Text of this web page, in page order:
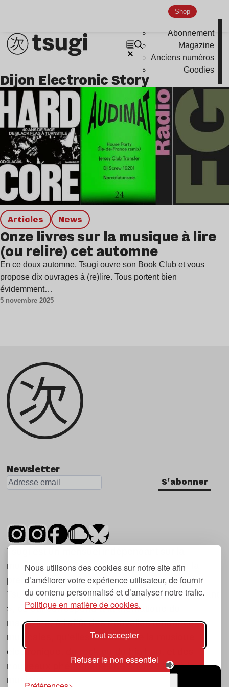
Nous utilisons des cookies sur notre site afin
d’améliorer votre expérience utilisateur, de fournir
du contenu personnalisé et d’analyser notre trafic.
Politique en matière de cookies.
Tout accepter
Refuser le non essentiel
Shop
Abonnement
Magazine
Anciens numéros
Goodies
Indie
Dijon Electronic Story
Articles news
Onze livres sur la musique à lire
(ou relire) cet automne
En ce doux automne, Tsugi ouvre son Book Club et vous
propose dix ouvrages à (re)lire. Tous portent bien
évidemment…
5 novembre 2025
Newsletter
S'abonner
Tsugi est un mensuel indépendant sur la
musique et les nouvelles tendances, dont la
première parution date de 2007.
Tsugi en japonais signifie « prochain », « suivant
», ce qui correspond à la thématique du
magazine, à l’affût des nouvelles tendances
musicales, qu’elles viennent de la musique
électronique, du rock ou du hip hop, et des
nouveaux phénomènes de société liés à la
musique.